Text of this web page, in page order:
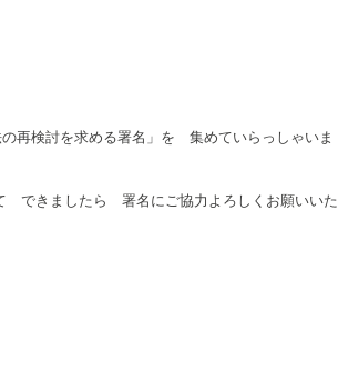
再検討を求める署名」を 集めていらっしゃいま
できましたら 署名にご協力よろしくお願いいた